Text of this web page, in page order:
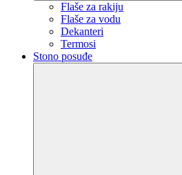
Flaše za rakiju
Flaše za vodu
Dekanteri
Termosi
Stono posuđe